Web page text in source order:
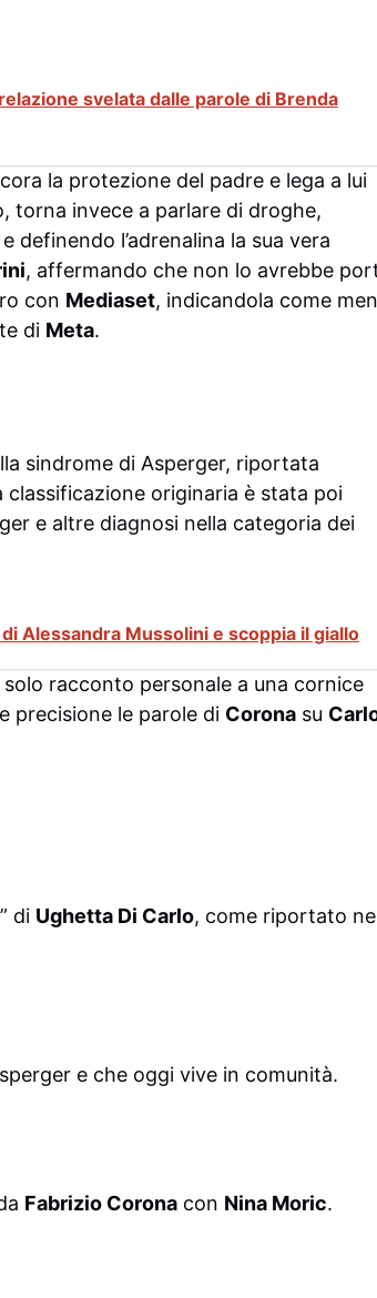
svelata dalle parole di Brenda
la protezione del padre e lega a lui
torna invece a parlare di droghe,
definendo l’adrenalina la sua vera
, affermando che non lo avrebbe
con Mediaset, indicandola come
di Meta.
sindrome di Asperger, riportata
classificazione originaria è stata poi
e altre diagnosi nella categoria dei
Alessandra Mussolini e scoppia il giallo
racconto personale a una cornice
precisione le parole di Corona su
di Ughetta Di Carlo, come riportato
e che oggi vive in comunità.
Fabrizio Corona con Nina Moric.